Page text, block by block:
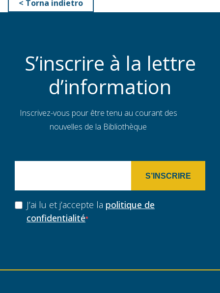
< Torna indietro
S’inscrire à la lettre
d’information
Inscrivez-vous pour être tenu au courant des
nouvelles de la Bibliothèque
S’INSCRIRE
J’ai lu et j’accepte la politique de
confidentialité